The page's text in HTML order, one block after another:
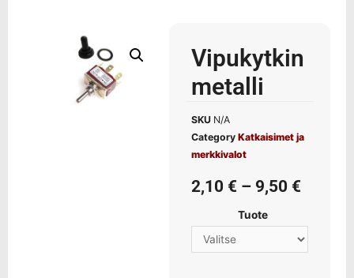
Vipukytkin
metalli
SKU N/A
Category Katkaisimet ja
merkkivalot
2,10 € – 9,50 €
Tuote